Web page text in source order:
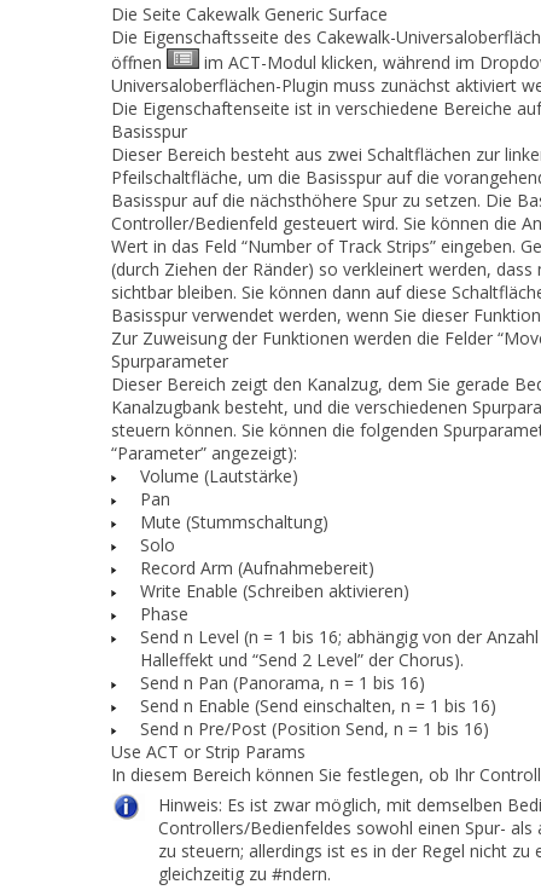
Die Seite Cakewalk Generic Surface
Die Eigenschaftsseite des Cakewalk-
öffnen
im ACT-Modul klicken, während im
Universaloberflächen-Plugin muss zunächst aktiviert
Die Eigenschaftenseite ist in verschiedene Bereiche
Basisspur
Dieser Bereich besteht aus zwei Schaltflächen zur
Pfeilschaltfläche, um die Basisspur auf die
Basisspur auf die nächsthöhere Spur zu setzen. Die
Controller/Bedienfeld gesteuert wird. Sie können die
Wert in das Feld “Number of Track Strips” eingeben.
(durch Ziehen der Ränder) so verkleinert werden,
sichtbar bleiben. Sie können dann auf diese
Basisspur verwendet werden, wenn Sie dieser
Zur Zuweisung der Funktionen werden die Felder
Spurparameter
Dieser Bereich zeigt den Kanalzug, dem Sie gerade
Kanalzugbank besteht, und die verschiedenen
steuern können. Sie können die folgenden
“Parameter” angezeigt):
Volume (Lautstärke)
Pan
Mute (Stummschaltung)
Solo
Record Arm (Aufnahmebereit)
Write Enable (Schreiben aktivieren)
Phase
Send n Level (n = 1 bis 16; abhängig von der
Halleffekt und “Send 2 Level” der Chorus).
Send n Pan (Panorama, n = 1 bis 16)
Send n Enable (Send einschalten, n = 1 bis 16)
Send n Pre/Post (Position Send, n = 1 bis 16)
Use ACT or Strip Params
In diesem Bereich können Sie festlegen, ob Ihr
Hinweis: Es ist zwar möglich, mit demselben
Controllers/Bedienfeldes sowohl einen Spur- als
zu steuern; allerdings ist es in der Regel nicht
gleichzeitig zu #ndern.